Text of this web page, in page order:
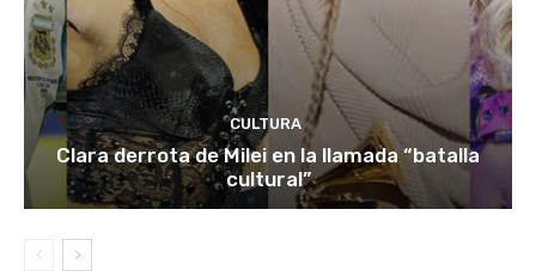
CULTURA
Clara derrota de Milei en la llamada “batalla
cultural”